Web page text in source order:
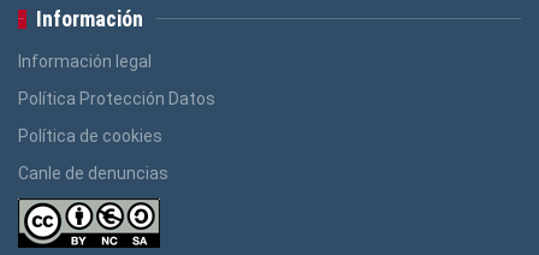
Información
Información legal
Política Protección Datos
Política de cookies
Canle de denuncias